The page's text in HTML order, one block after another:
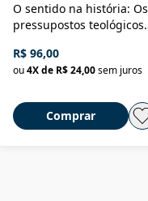
O sentido na história: Os
pressupostos teológicos
R$ 96,00
ou4X de R$ 24,00sem juros
Comprar